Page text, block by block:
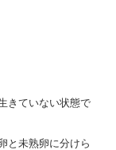
きていない状態で
と未熟卵に分けら